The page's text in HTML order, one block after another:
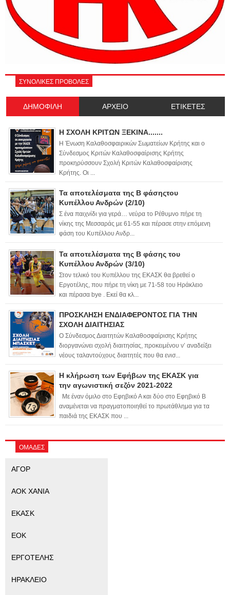
ΣΥΝΟΛΙΚΕΣ ΠΡΟΒΟΛΕΣ
ΔΗΜΟΦΙΛΗ ΑΡΧΕΙΟ ΕΤΙΚΕΤΕΣ
Η ΣΧΟΛΗ ΚΡΙΤΩΝ ΞΕΚΙΝΑ.......
Η Ένωση Καλαθοσφαιρικών Σωματείων Κρήτης και ο
Σύνδεσμος Κριτών Καλαθοσφαίρισης Κρήτης
προκηρύσσουν Σχολή Κριτών Καλαθοσφαίρισης
Κρήτης. Οι ...
Τα αποτελέσματα της Β φάσηςτου
Κυπέλλου Ανδρών (2/10)
Σ ένα παιχνίδι για γερά… νεύρα το Ρέθυμνο πήρε τη
νίκης της Μεσσαράς με 61-55 και πέρασε στην επόμενη
φάση του Κυπέλλου Ανδρ...
Τα αποτελέσματα της Β φάσης του
Κυπέλλου Ανδρών (3/10)
Στον τελικό του Κυπέλλου της ΕΚΑΣΚ θα βρεθεί ο
Εργοτέλης, που πήρε τη νίκη με 71-58 του Ηράκλειο
και πέρασα bye . Εκεί θα κλ...
ΠΡΟΣΚΛΗΣΗ ΕΝΔΙΑΦΕΡΟΝΤΟΣ ΓΙΑ ΤΗΝ
ΣΧΟΛΗ ΔΙΑΙΤΗΣΙΑΣ
Ο Σύνδεσμος Διαιτητών Καλαθοσφαίρισης Κρήτης
διοργανώνει σχολή διαιτησίας, προκειμένου ν’ αναδείξει
νέους ταλαντούχους διαιτητές που θα ενισ...
Η κλήρωση των Εφήβων της ΕΚΑΣΚ για
την αγωνιστική σεζόν 2021-2022
Με έναν όμιλο στο Εφηβικό Α και δύο στο Εφηβικό Β
αναμένεται να πραγματοποιηθεί το πρωτάθλημα για τα
παιδιά της ΕΚΑΣΚ που ...
ΟΜΑΔΕΣ
ΑΓΟΡ
ΑΟΚ ΧΑΝΙΑ
ΕΚΑΣΚ
ΕΟΚ
ΕΡΓΟΤΕΛΗΣ
ΗΡΑΚΛΕΙΟ